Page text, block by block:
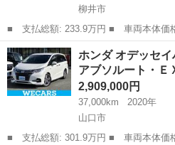
柳井市
■ 支払総額: 233.9万円 ■ 車両本体価格： 2,228,000 円 ■ メーカ
ー名： ホンダ ■ 車種名： ヴェゼ
ＶＸ ８インチメモリーナビ バック
コ Ｂｌ...
山口 柳井市 その他
ホンダ オデッセ
アブソルート・
2,909,000円
37,000km
2020年
山口市
■ 支払総額: 301.9万円 ■ 車両本体価格： 2,909,000 円 ■ メーカ